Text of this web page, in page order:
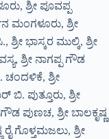
ಶ್ರೀ ಪೂವಪ್ಪ
ಮಂಗಳೂರು, ಶ್ರೀ
ಭಾಸ್ಕರ ಮುಲ್ಕಿ, ಶ್ರೀ
ಶ್ರೀ ನಾಗಪ್ಪ ಗೌಡ
ಚಂದಳಿಕೆ, ಶ್ರೀ
ಪುತ್ತೂರು, ಶ್ರೀ
ಪುಣಚ, ಶ್ರೀ ಬಾಲಕೃಷ್ಣ
ಗೊಳ್ತಮಜಲು, ಶ್ರೀ